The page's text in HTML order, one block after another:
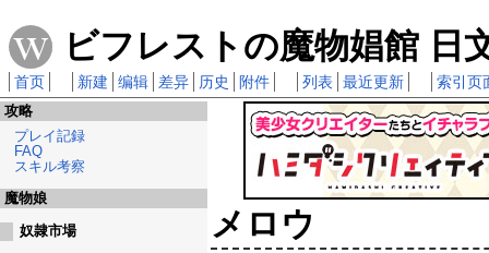
ビフレストの魔物娼館 日
首页 新建 编辑 差异 历史 附件 列表 最近更新 索引页
メロウ
攻略
プレイ記録
FAQ
スキル考察
魔物娘
奴隷市場